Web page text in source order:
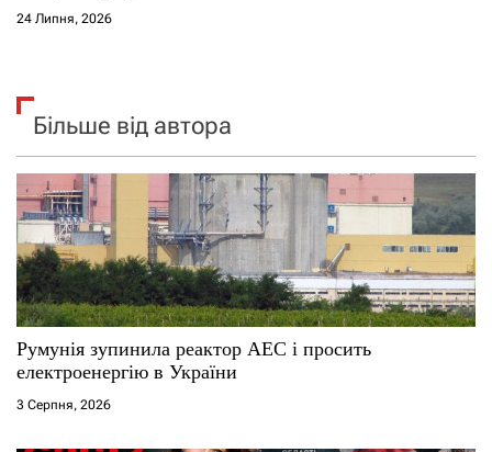
24 Липня, 2026
Більше від автора
Румунія зупинила реактор АЕС і просить
електроенергію в України
3 Серпня, 2026